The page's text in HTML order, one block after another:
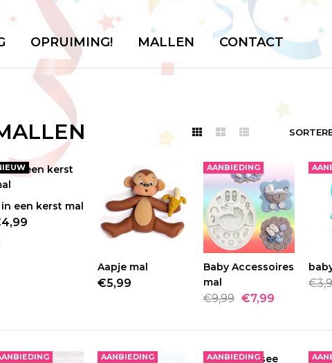
OPRUIMING! MALLEN CONTACT
6
3 in een kerst mal
€4,99
MODEL
3 IN EEN
3 in een ..
BESTELLEN
een kerst mal
BESTELLEN
Aapje mal
€5,99
AANBIEDING
BESTELLEN
Baby Accessoires
mal
€9,99 €7,99
AANBIEDING AANBIEDING